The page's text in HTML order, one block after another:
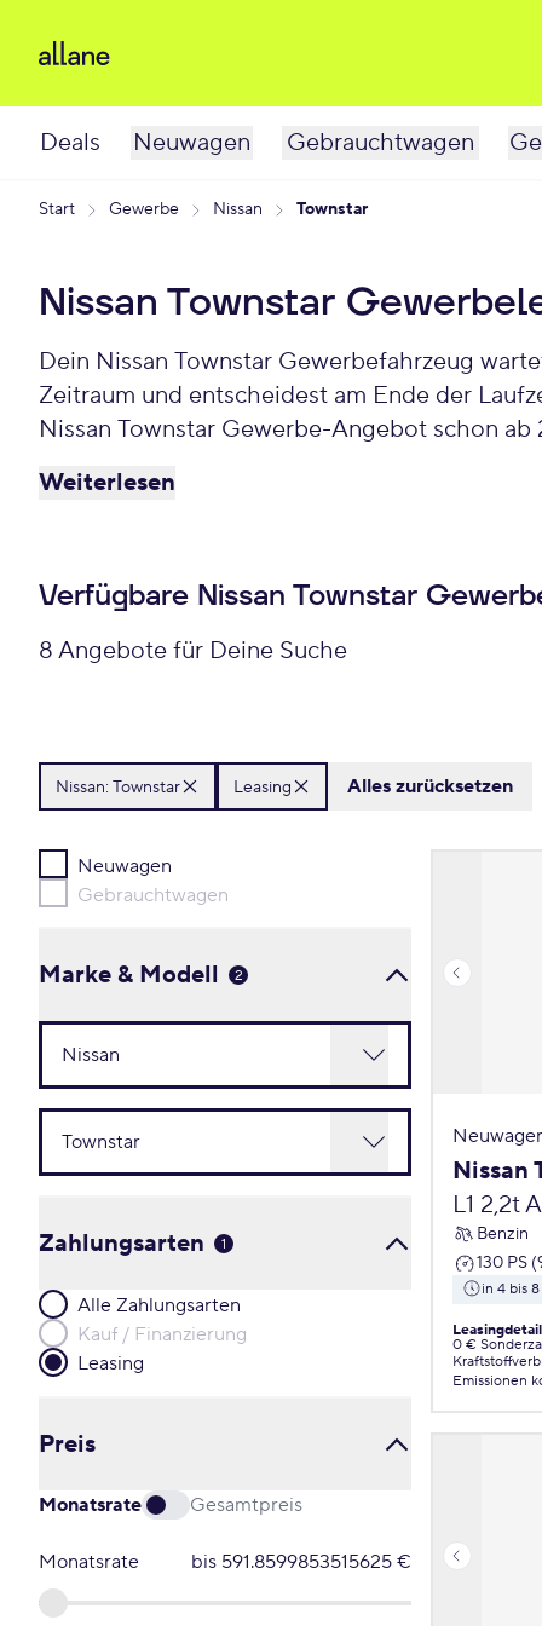
Deals Neuwagen Gebrauchtwagen
Start Gewerbe Nissan Townstar
Nissan Townstar
Dein Nissan Townstar Gewerbefahrzeug wartet schon auf Dich. Bei Allane least Du Deinen Gewerbe-Nissan Townstar für einen individuellen
Zeitraum und entscheidest am Ende der
Nissan Townstar Gewerbe-Angebot schon ab
Weiterlesen
Verfügbare Nissan Townstar
8 Angebote für Deine Suche
Nissan: Townstar Leasing Alles zurücksetzen
Neuwagen
Gebrauchtwagen
Marke & Modell 2
Zahlungsarten 1
Alle Zahlungsarten
Kauf / Finanzierung
Leasing
Preis
Monatsrate Gesamtpreis
Monatsrate bis 591.8599853515625 €
Nissan
L1 2,2t
Benzin
130 PS
in 4 bis
0 €
Emissionen